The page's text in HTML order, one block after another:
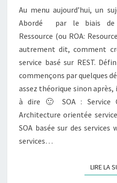
Au menu aujourd’hui, un
Abordé par le biais de
Ressource (ou ROA:
autrement dit, comment
service basé sur REST.
commençons par quelques
assez théorique sinon
à dire 🙂 SOA : Service
Architecture orientée
SOA basée sur des
services…
LIRE LA